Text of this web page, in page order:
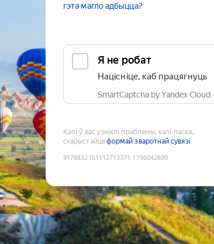
гэта магло адбыцца?
Я не робат
Націсніце, каб працягнуць
SmartCaptcha by Yandex Cloud
Калі ў вас узніклі праблемы, калі ласка,
скарыстайцеформай зваротнай сувязі
9178832151112713371 :1786042699